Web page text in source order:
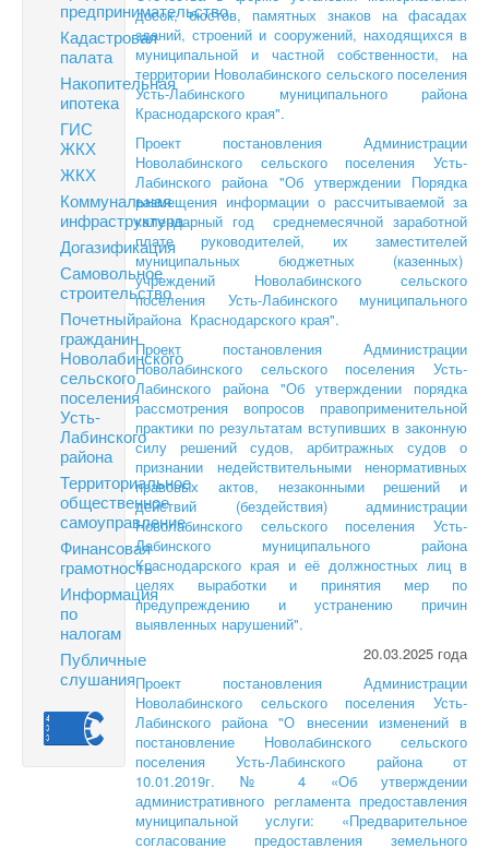
предпринимательство
Кадастровая
палата
Накопительная
ипотека
ГИС
ЖКХ
ЖКХ
Коммунальная
инфраструктура
Догазификация
Самовольное
строительство
Почетный
гражданин
Новолабинского
сельского
поселения
Усть-
Лабинского
района
Территориальное
общественное
самоуправление
Финансовая
грамотность
Информация
по
налогам
Публичные
слушания
досок, бюстов, памятных знаков на фасадах
зданий, строений и сооружений, находящихся в
муниципальной и частной собственности, на
территории Новолабинского сельского поселения
Усть-Лабинского муниципального района
Краснодарского края".
Проект постановления Администрации
Новолабинского сельского поселения Усть-
Лабинского района "Об утверждении Порядка
размещения информации о рассчитываемой за
календарный год среднемесячной заработной
плате руководителей, их заместителей
муниципальных бюджетных (казенных)
учреждений Новолабинского сельского
поселения Усть-Лабинского муниципального
района Краснодарского края".
Проект постановления Администрации
Новолабинского сельского поселения Усть-
Лабинского района "Об утверждении порядка
рассмотрения вопросов правоприменительной
практики по результатам вступивших в законную
силу решений судов, арбитражных судов о
признании недействительными ненормативных
правовых актов, незаконными решений и
действий (бездействия) администрации
Новолабинского сельского поселения Усть-
Лабинского муниципального района
Краснодарского края и её должностных лиц в
целях выработки и принятия мер по
предупреждению и устранению причин
выявленных нарушений".
20.03.2025 года
Проект постановления Администрации
Новолабинского сельского поселения Усть-
Лабинского района "О внесении изменений в
постановление Новолабинского сельского
поселения Усть-Лабинского района от
10.01.2019г. № 4 «Об утверждении
административного регламента предоставления
муниципальной услуги: «Предварительное
согласование предоставления земельного